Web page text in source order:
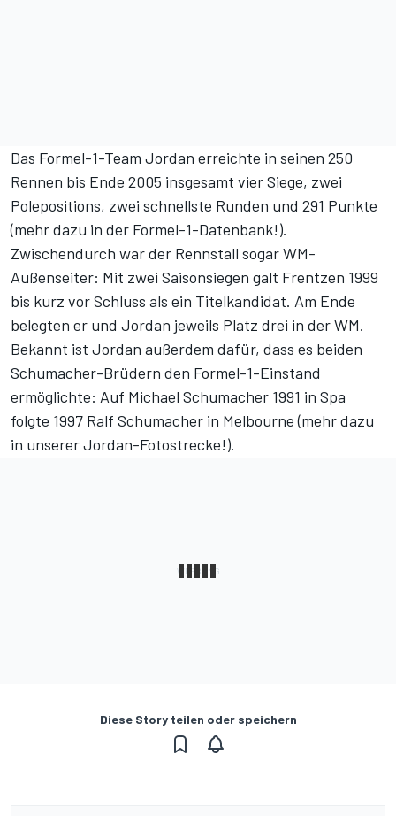
Das Formel-1-Team Jordan erreichte in seinen 250
Rennen bis Ende 2005 insgesamt vier Siege, zwei
Polepositions, zwei schnellste Runden und 291 Punkte
(mehr dazu in der Formel-1-Datenbank!).
Zwischendurch war der Rennstall sogar WM-
Außenseiter: Mit zwei Saisonsiegen galt Frentzen 1999
bis kurz vor Schluss als ein Titelkandidat. Am Ende
belegten er und Jordan jeweils Platz drei in der WM.
Bekannt ist Jordan außerdem dafür, dass es beiden
Schumacher-Brüdern den Formel-1-Einstand
ermöglichte: Auf Michael Schumacher 1991 in Spa
folgte 1997 Ralf Schumacher in Melbourne (mehr dazu
in unserer Jordan-Fotostrecke!).
Diese Story teilen oder speichern